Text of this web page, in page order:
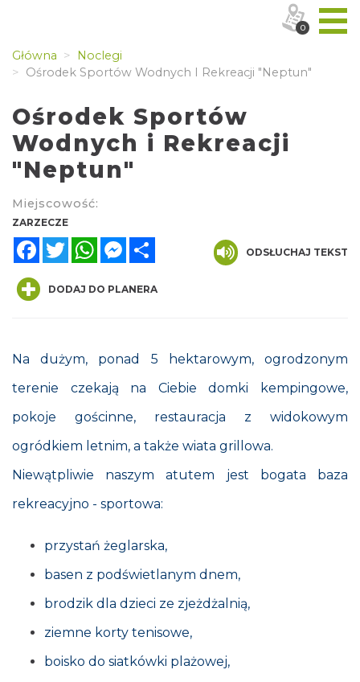
Główna
Noclegi
Ośrodek Sportów Wodnych I Rekreacji "Neptun"
Ośrodek Sportów
Wodnych i Rekreacji
"Neptun"
Miejscowość:
ZARZECZE
FacebookTwitterWhatsAppMessenger
ODSŁUCHAJ TEKST
DODAJ DO PLANERA
Na dużym, ponad 5 hektarowym, ogrodzonym
terenie czekają na Ciebie domki kempingowe,
pokoje gościnne, restauracja z widokowym
ogródkiem letnim, a także wiata grillowa.
Niewątpliwie naszym atutem jest bogata baza
rekreacyjno - sportowa:
przystań żeglarska,
basen z podświetlanym dnem,
brodzik dla dzieci ze zjeżdżalnią,
ziemne korty tenisowe,
boisko do siatkówki plażowej,
0